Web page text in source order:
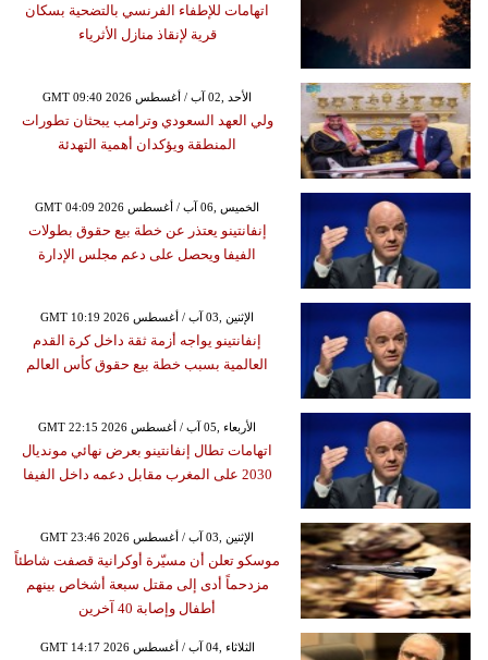
اتهامات للإطفاء الفرنسي بالتضحية بسكان
قرية لإنقاذ منازل الأثرياء
GMT 09:40 2026 الأحد ,02 آب / أغسطس
ولي العهد السعودي وترامب يبحثان تطورات
المنطقة ويؤكدان أهمية التهدئة
GMT 04:09 2026 الخميس ,06 آب / أغسطس
إنفانتينو يعتذر عن خطة بيع حقوق بطولات
الفيفا ويحصل على دعم مجلس الإدارة
GMT 10:19 2026 الإثنين ,03 آب / أغسطس
إنفانتينو يواجه أزمة ثقة داخل كرة القدم
العالمية بسبب خطة بيع حقوق كأس العالم
GMT 22:15 2026 الأربعاء ,05 آب / أغسطس
اتهامات تطال إنفانتينو بعرض نهائي مونديال
2030 على المغرب مقابل دعمه داخل الفيفا
GMT 23:46 2026 الإثنين ,03 آب / أغسطس
موسكو تعلن أن مسيّرة أوكرانية قصفت شاطئاً
مزدحماً أدى إلى مقتل سبعة أشخاص بينهم
أطفال وإصابة 40 آخرين
GMT 14:17 2026 الثلاثاء ,04 آب / أغسطس